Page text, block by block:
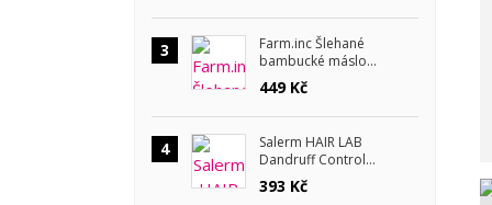
3
Farm.inc Šlehané
bambucké máslo
Lemongrass a lavender
180 ml
449 Kč
4
Salerm HAIR LAB
Dandruff Control
šampon proti lupům 300
ml
393 Kč